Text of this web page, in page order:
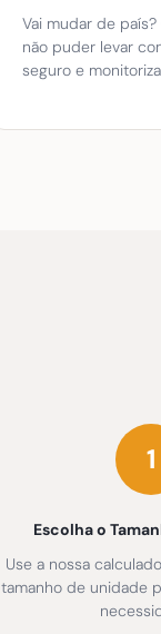
Vai mudar de
não puder levar
seguro e
1
Escolha o
Use a nossa
tamanho de unidade